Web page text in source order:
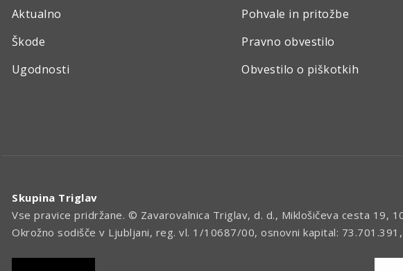
Aktualno
Škode
Ugodnosti
Pohvale in pritožbe
Pravno obvestilo
Obvestilo o piškotkih
Skupina Triglav
Vse pravice pridržane. © Zavarovalnica Triglav, d. d., Miklošičeva cesta 19,
Okrožno sodišče v Ljubljani, reg. vl. 1/10687/00, osnovni kapital: